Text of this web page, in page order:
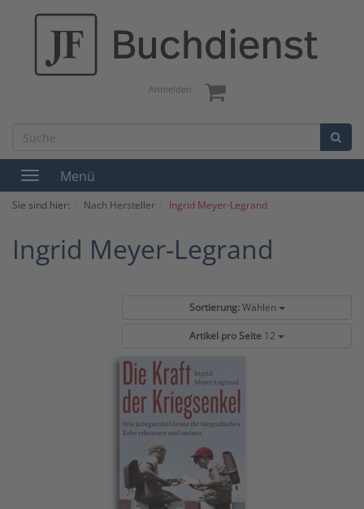
Anmelden
Toggle
navigation
Menü
Sie sind hier: Nach Hersteller Ingrid Meyer-Legrand
Ingrid Meyer-Legrand
Sortierung: Wählen
Artikel pro Seite 12